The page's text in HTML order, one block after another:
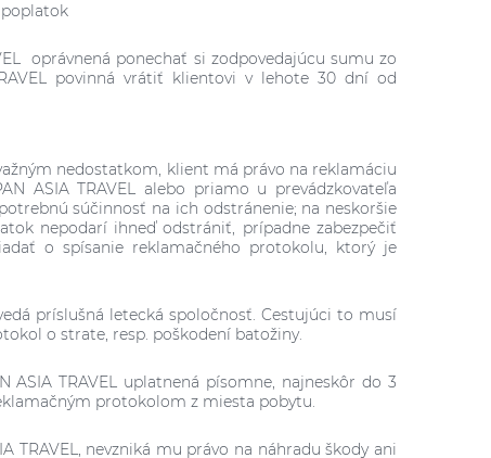
oprávnená ponechať si zodpovedajúcu sumu zo
povinná vrátiť klientovi v lehote 30 dní od
nedostatkom, klient má právo na reklamáciu
ASIA TRAVEL alebo priamo u prevádzkovateľa
súčinnosť na ich odstránenie; na neskoršie
nepodarí ihneď odstrániť, prípadne zabezpečiť
o spísanie reklamačného protokolu, ktorý je
príslušná letecká spoločnosť. Cestujúci to musí
o strate, resp. poškodení batožiny.
ASIA TRAVEL uplatnená písomne, najneskôr do 3
protokolom z miesta pobytu.
TRAVEL, nevzniká mu právo na náhradu škody ani